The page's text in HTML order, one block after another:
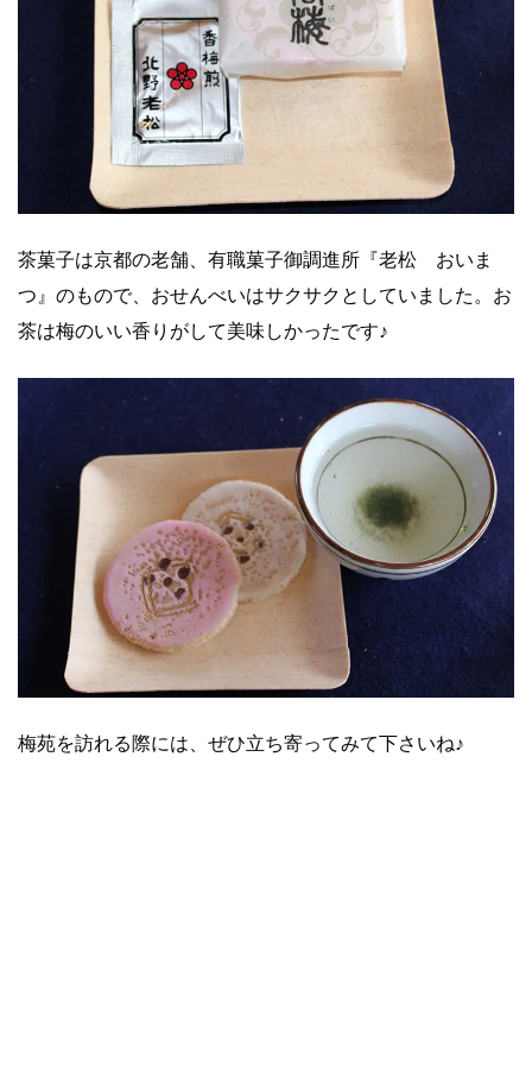
茶菓子は京都の老舗、有職菓子御調進所『老松 おいま
つ』のもので、おせんべいはサクサクとしていました。お
茶は梅のいい香りがして美味しかったです♪
梅苑を訪れる際には、ぜひ立ち寄ってみて下さいね♪